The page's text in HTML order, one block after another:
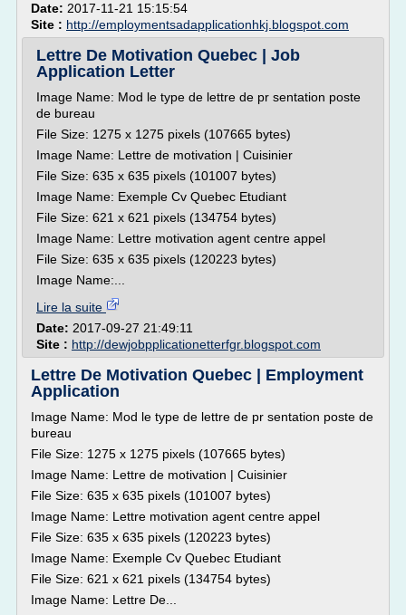
Date: 2017-11-21 15:15:54
Site : http://employmentsadapplicationhkj.blogspot.com
Lettre De Motivation Quebec | Job
Application Letter
Image Name: Mod le type de lettre de pr sentation poste
de bureau
File Size: 1275 x 1275 pixels (107665 bytes)
Image Name: Lettre de motivation | Cuisinier
File Size: 635 x 635 pixels (101007 bytes)
Image Name: Exemple Cv Quebec Etudiant
File Size: 621 x 621 pixels (134754 bytes)
Image Name: Lettre motivation agent centre appel
File Size: 635 x 635 pixels (120223 bytes)
Image Name:...
Lire la suite
Date: 2017-09-27 21:49:11
Site : http://dewjobpplicationetterfgr.blogspot.com
Lettre De Motivation Quebec | Employment
Application
Image Name: Mod le type de lettre de pr sentation poste de
bureau
File Size: 1275 x 1275 pixels (107665 bytes)
Image Name: Lettre de motivation | Cuisinier
File Size: 635 x 635 pixels (101007 bytes)
Image Name: Lettre motivation agent centre appel
File Size: 635 x 635 pixels (120223 bytes)
Image Name: Exemple Cv Quebec Etudiant
File Size: 621 x 621 pixels (134754 bytes)
Image Name: Lettre De...